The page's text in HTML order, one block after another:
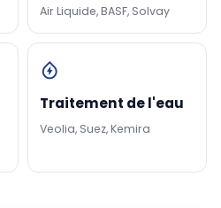
Air Liquide, BASF, Solvay
Traitement de l'eau
Veolia, Suez, Kemira